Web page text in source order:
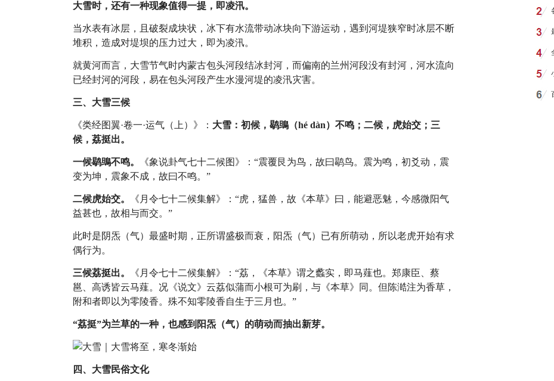
大雪时，还有一种现象值得一提，即凌汛。
当水表有冰层，且破裂成块状，冰下有水流带动冰块向下游运动，遇到河堤狭窄时冰层不断
堆积，造成对堤坝的压力过大，即为凌汛。
就黄河而言，大雪节气时内蒙古包头河段结冰封河，而偏南的兰州河段没有封河，河水流向
已经封河的河段，易在包头河段产生水漫河堤的凌汛灾害。
三、大雪三候
《类经图翼·卷一·运气（上）》： 大雪：初候，鹖鴠（hé dàn）不鸣；二候，虎始交；三
候，荔挺出。
一候鹖鴠不鸣。
《象说卦气七十二候图》：“震覆艮为鸟，故曰鹖鸟。震为鸣，初爻动，震
变为坤，震象不成，故曰不鸣。”
二候虎始交。
《月令七十二候集解》：“虎，猛兽，故《本草》曰，能避恶魅，今感微阳气
益甚也，故相与而交。”
此时是阴炁（气）最盛时期，正所谓盛极而衰，阳炁（气）已有所萌动，所以老虎开始有求
偶行为。
三候荔挺出。
《月令七十二候集解》：“荔，《本草》谓之蠡实，即马薤也。郑康臣、蔡
邕、高诱皆云马薤。况《说文》云荔似蒲而小根可为刷，与《本草》同。但陈澔注为香草，
附和者即以为零陵香。殊不知零陵香自生于三月也。”
“荔挺”为兰草的一种，也感到阳炁（气）的萌动而抽出新芽。
四、大雪民俗文化